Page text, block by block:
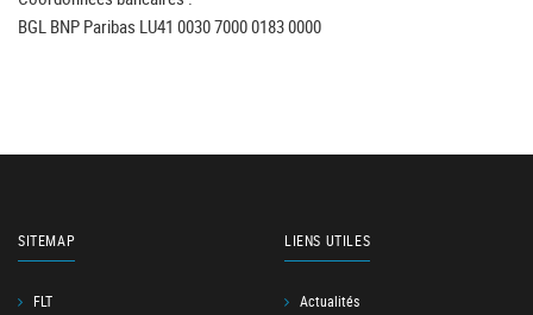
BGL BNP Paribas LU41 0030 7000 0183 0000
SITEMAP
FLT
LIENS UTILES
Actualités